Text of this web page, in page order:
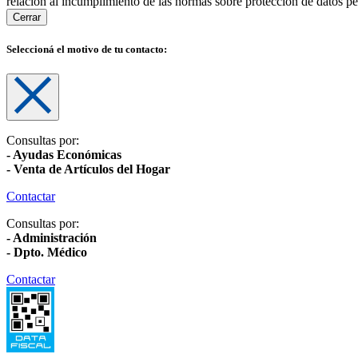
Cerrar
Seleccioná el motivo de tu contacto:
Consultas por:
- Ayudas Económicas
- Venta de Artículos del Hogar
Contactar
Consultas por:
- Administración
- Dpto. Médico
Contactar